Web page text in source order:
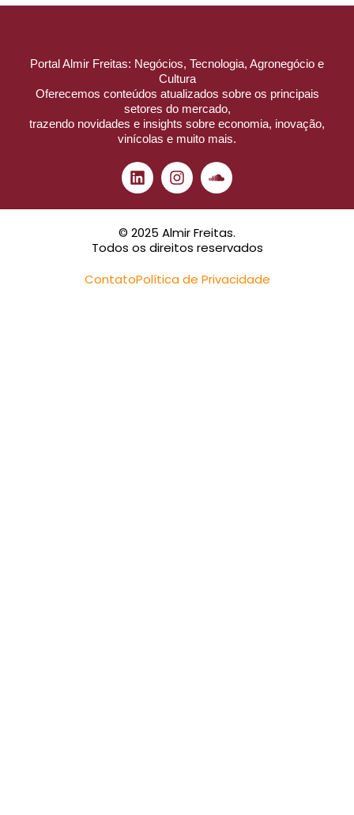
Portal Almir Freitas: Negócios, Tecnologia, Agronegócio e
Cultura
Oferecemos conteúdos atualizados sobre os principais
setores do mercado,
trazendo novidades e insights sobre economia, inovação,
vinícolas e muito mais.
© 2025 Almir Freitas.
Todos os direitos reservados
ContatoPolítica de Privacidade